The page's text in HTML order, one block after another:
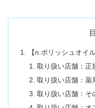
【n.ポリッシュオイ
取り扱い店舗：正
取り扱い店舗：薬
取り扱い店舗：そ